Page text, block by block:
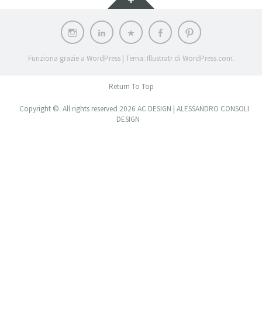
InstagramLinkedIn ArchiloversFacebookPinterest
Funziona grazie a WordPress | Tema: Illustratr di WordPress.com.
Return To Top
Copyright ©. All rights reserved 2026 AC DESIGN | ALESSANDRO CONSOLI
DESIGN